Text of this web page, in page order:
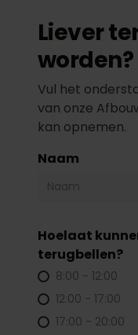
Liever
worden?
Vul het
van onze
kan opnemen.
Naam
Hoelaat
terugbellen?
8:00 - 12:00
12:00 - 17:00
17:00 - 20:00